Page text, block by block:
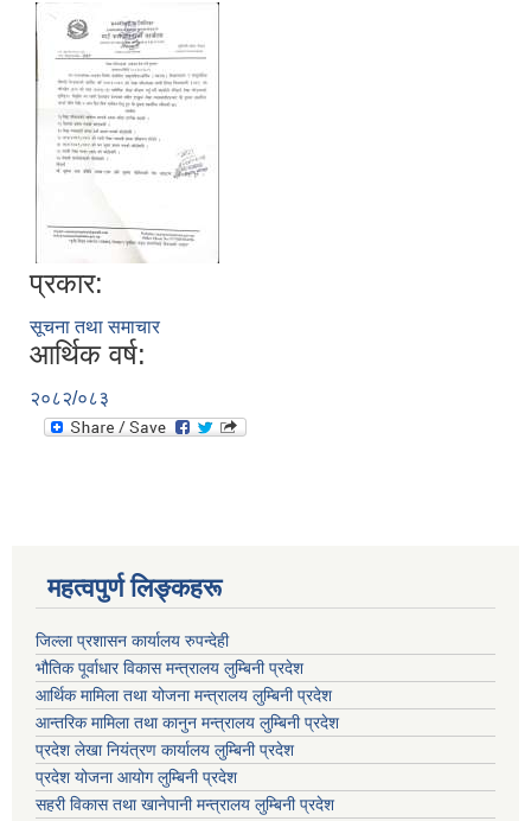
प्रकार:
सूचना तथा समाचार
आर्थिक वर्ष:
२०८२/०८३
महत्वपुर्ण लिङ्कहरू
जिल्ला प्रशासन कार्यालय रुपन्देही
भौतिक पूर्वाधार विकास मन्त्रालय लुम्बिनी प्रदेश
आर्थिक मामिला तथा योजना मन्त्रालय लुम्बिनी प्रदेश
आन्तरिक मामिला तथा कानुन मन्त्रालय लुम्बिनी प्रदेश
प्रदेश लेखा नियंत्रण कार्यालय लुम्बिनी प्रदेश
प्रदेश योजना आयोग लुम्बिनी प्रदेश
सहरी विकास तथा खानेपानी मन्त्रालय लुम्बिनी प्रदेश